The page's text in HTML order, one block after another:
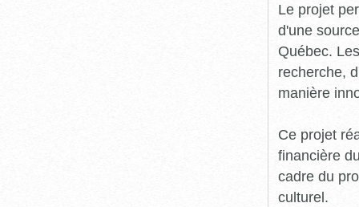
Le projet
d'une
Québec.
recherche,
manière
Ce projet
financière
cadre du
culturel.